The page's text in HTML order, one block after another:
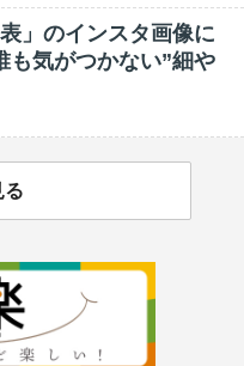
」のインスタ画像に
も気がつかない”細や
る